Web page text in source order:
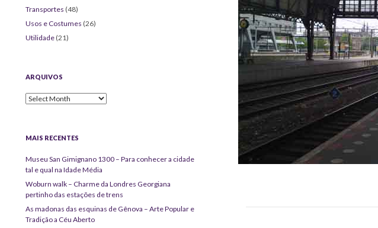
Transportes (48)
Usos e Costumes (26)
Utilidade (21)
ARQUIVOS
Arquivos
MAIS RECENTES
Museu San Gimignano 1300 – Para conhecer a cidade
tal e qual na Idade Média
Woburn walk – Charme da Londres Georgiana
pertinho das estações de trens
As madonas das esquinas de Gênova – Arte Popular e
Tradição a Céu Aberto